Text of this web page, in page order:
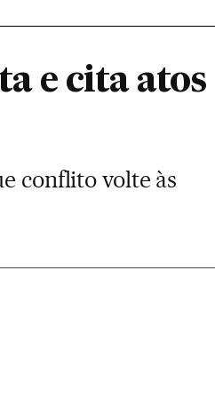
e cita atos
conflito volte às